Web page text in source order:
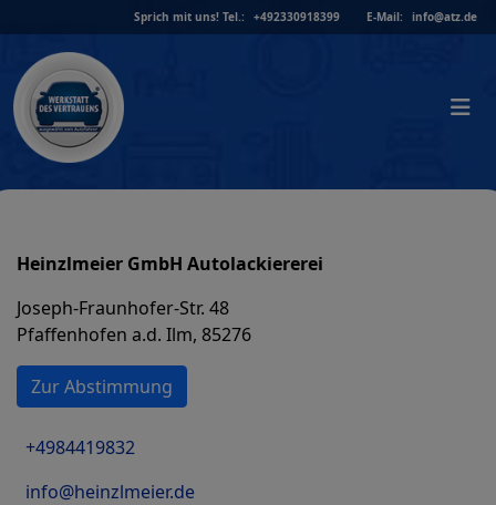
to
content
Sprich mit uns! Tel.: +492330918399 E-Mail: info@atz.de
Heinzlmeier GmbH Autolackiererei
Joseph-Fraunhofer-Str. 48
Pfaffenhofen a.d. Ilm, 85276
Zur Abstimmung
+4984419832
info@heinzlmeier.de